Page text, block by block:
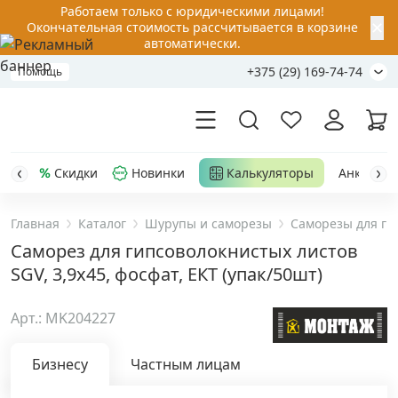
Работаем только с юридическими лицами!
Окончательная стоимость рассчитывается в корзине
автоматически.
Помощь +375 (29) 169-74-74
Акции
Распродажа
Уценка
Анкерная техника
Скидки Новинки Калькуляторы Анкер-
Главная Каталог Шурупы и саморезы Саморезы для
Саморез для гипсоволокнистых листов
SGV, 3,9х45, фосфат, ЕКТ (упак/50шт)
Арт.: MK204227
Бизнесу Частным лицам